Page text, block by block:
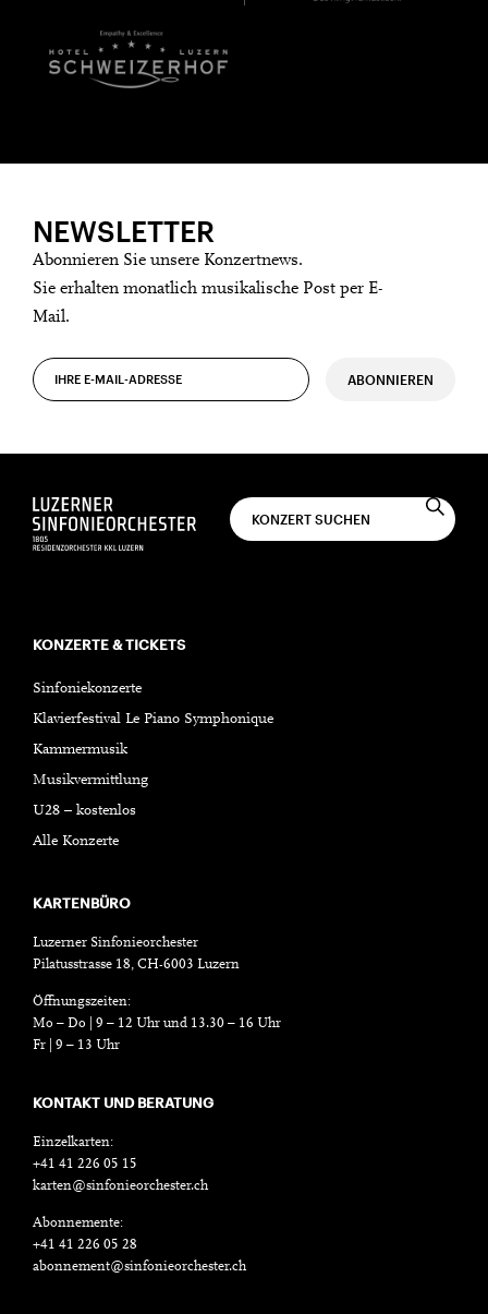
NEWSLETTER
Abonnieren Sie unsere Konzertnews.
Sie erhalten monatlich musikalische Post per E-
Mail.
ABONNIEREN
KONZERTE & TICKETS
Sinfoniekonzerte
Klavierfestival Le Piano Symphonique
Kammermusik
Musikvermittlung
U28 – kostenlos
Alle Konzerte
KARTENBÜRO
Luzerner Sinfonieorchester
Pilatusstrasse 18, CH-6003 Luzern
Öffnungszeiten:
Mo – Do | 9 – 12 Uhr und 13.30 – 16 Uhr
Fr | 9 – 13 Uhr
KONTAKT UND BERATUNG
Einzelkarten:
+41 41 226 05 15
karten@sinfonieorchester.ch
Abonnemente:
+41 41 226 05 28
abonnement@sinfonieorchester.ch